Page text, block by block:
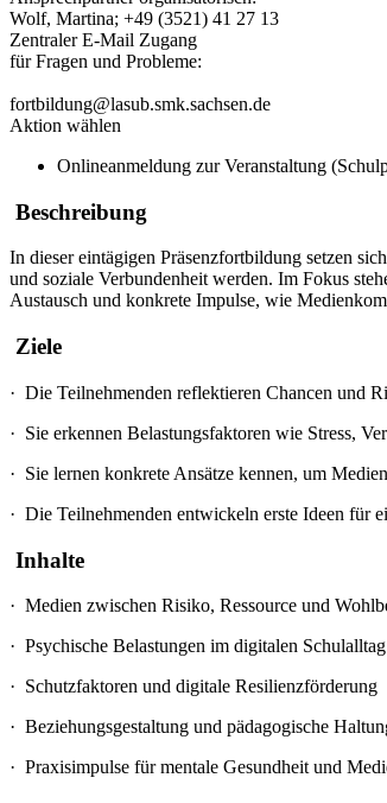
Wolf, Martina; +49 (3521) 41 27 13
Zentraler E-Mail Zugang
für Fragen und Probleme:
fortbildung@lasub.smk.sachsen.de
Aktion wählen
Onlineanmeldung zur Veranstaltung
Beschreibung
In dieser eintägigen Präsenzfortbildung setzen
und soziale Verbundenheit werden. Im Fokus
Austausch und konkrete Impulse, wie
Ziele
· Die Teilnehmenden reflektieren Chancen und
· Sie erkennen Belastungsfaktoren wie Stress,
· Sie lernen konkrete Ansätze kennen, um
· Die Teilnehmenden entwickeln erste Ideen für
Inhalte
· Medien zwischen Risiko, Ressource und
· Psychische Belastungen im digitalen Schulalltag
· Schutzfaktoren und digitale Resilienzförderung
· Beziehungsgestaltung und pädagogische
· Praxisimpulse für mentale Gesundheit und